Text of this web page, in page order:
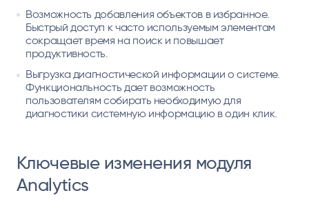
Возможность добавления объектов в избранное.
Быстрый доступ к часто используемым элементам
сокращает время на поиск и повышает
продуктивность. ​
Выгрузка диагностической информации о системе.
Функциональность дает возможность
пользователям собирать необходимую для
диагностики системную информацию в один клик.
Ключевые изменения модуля
Analytics